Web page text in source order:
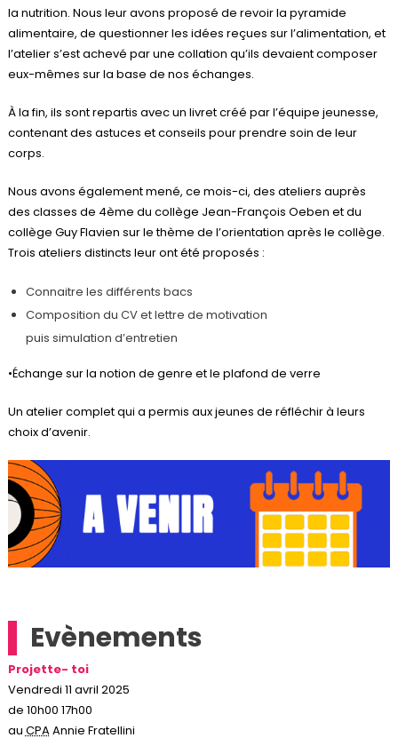
la nutrition. Nous leur avons proposé de revoir la pyramide
alimentaire, de questionner les idées reçues sur l’alimentation, et
l’atelier s’est achevé par une collation qu’ils devaient composer
eux-mêmes sur la base de nos échanges.
À la fin, ils sont repartis avec un livret créé par l’équipe jeunesse,
contenant des astuces et conseils pour prendre soin de leur
corps.
Nous avons également mené, ce mois-ci, des ateliers auprès
des classes de 4ème du collège Jean-François Oeben et du
collège Guy Flavien sur le thème de l’orientation après le collège.
Trois ateliers distincts leur ont été proposés :
Connaitre les différents bacs
Composition du CV et lettre de motivation
puis simulation d’entretien
•Échange sur la notion de genre et le plafond de verre
Un atelier complet qui a permis aux jeunes de réfléchir à leurs
choix d’avenir.
Evènements
Projette- toi
Vendredi 11 avril 2025
de 10h00 17h00
auCPAAnnie Fratellini